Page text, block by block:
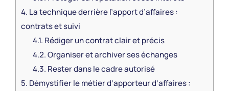
4. La technique derrière l’apport d’affaires :
contrats et suivi
4.1. Rédiger un contrat clair et précis
4.2.Organiser et archiver ses échanges
4.3. Rester dans le cadre autorisé
5. Démystifier le métier d’apporteur d’affaires :